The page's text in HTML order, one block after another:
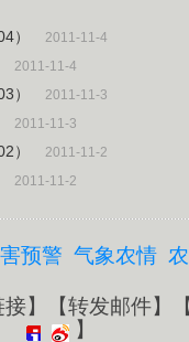
）
2011-11-4
2011-11-4
） 2011-11-3
2011-11-3
） 2011-11-2
2011-11-2
预警 气象农情
接】【转发邮件】
】